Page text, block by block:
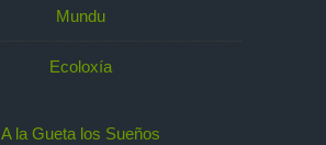
Mundu
Ecoloxía
A la Gueta los Sueños